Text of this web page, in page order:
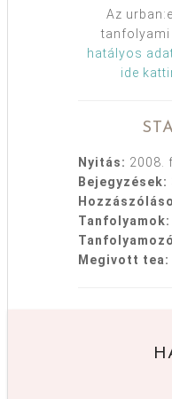
Az
hatályos
ide
Nyitás: 2008.
Bejegyzések:
Tanfolyamok:
Megivott tea: